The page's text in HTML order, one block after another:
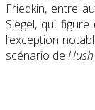
Friedkin, entre
Siegel, qui
l’exception
scénario de Hush